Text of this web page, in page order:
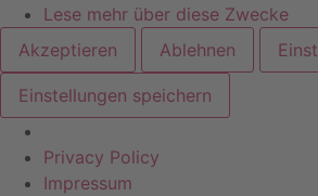
Lese mehr über diese Zwecke
Akzeptieren
Ablehnen
Einstellungen speichern
Privacy Policy
Impressum
Skip to